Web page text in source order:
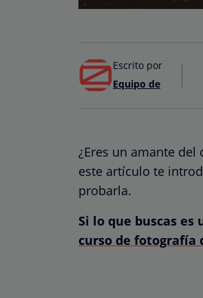
Escrito por
Equipo de
¿Eres un amante del
este artículo te
probarla.
Si lo que buscas
curso de fotografía